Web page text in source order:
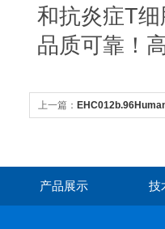
和抗炎症T
品质可靠！
上一篇：
产品展示 技